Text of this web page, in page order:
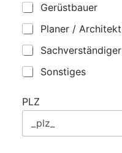
Gerüstbauer
Planer / Architekt
Sachverständiger
Sonstiges
PLZ